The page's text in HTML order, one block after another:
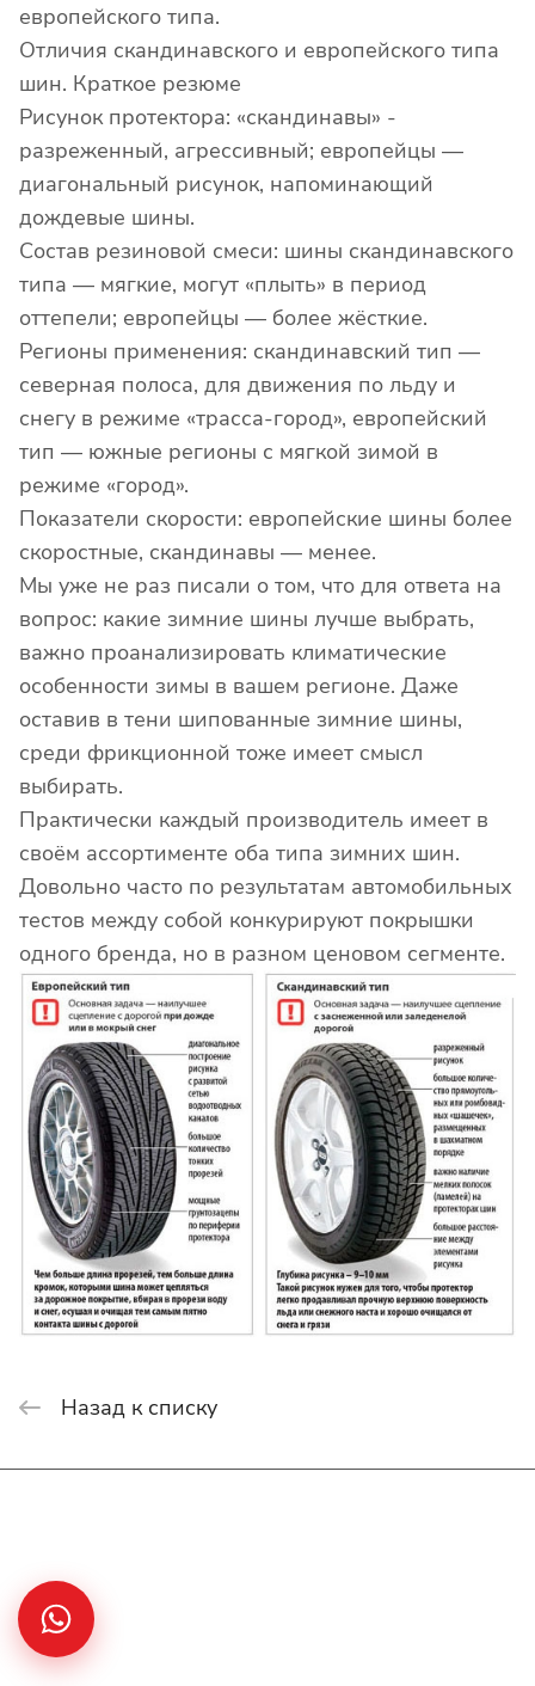
европейского типа.
Отличия скандинавского и европейского типа
шин. Краткое резюме
Рисунок протектора: «скандинавы» -
разреженный, агрессивный; европейцы —
диагональный рисунок, напоминающий
дождевые шины.
Состав резиновой смеси: шины скандинавского
типа — мягкие, могут «плыть» в период
оттепели; европейцы — более жёсткие.
Регионы применения: скандинавский тип —
северная полоса, для движения по льду и
снегу в режиме «трасса-город», европейский
тип — южные регионы с мягкой зимой в
режиме «город».
Показатели скорости: европейские шины более
скоростные, скандинавы — менее.
Мы уже не раз писали о том, что для ответа на
вопрос: какие зимние шины лучше выбрать,
важно проанализировать климатические
особенности зимы в вашем регионе. Даже
оставив в тени шипованные зимние шины,
среди фрикционной тоже имеет смысл
выбирать.
Практически каждый производитель имеет в
своём ассортименте оба типа зимних шин.
Довольно часто по результатам автомобильных
тестов между собой конкурируют покрышки
одного бренда, но в разном ценовом сегменте.
Назад к списку
О компании
Помощь